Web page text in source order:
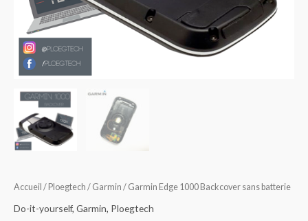
Accueil / Ploegtech / Garmin / Garmin Edge 1000 Backcover sans batterie
Do-it-yourself, Garmin, Ploegtech